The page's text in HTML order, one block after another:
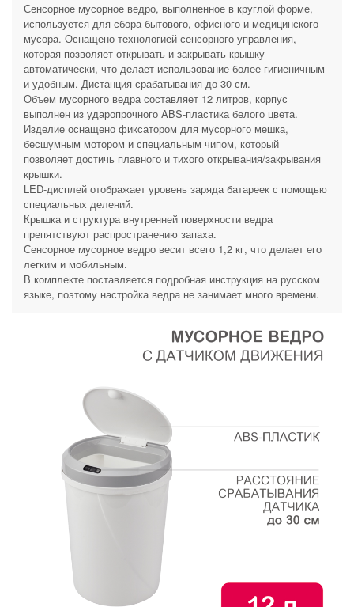
Сенсорное мусорное ведро, выполненное в круглой форме,
используется для сбора бытового, офисного и медицинского
мусора. Оснащено технологией сенсорного управления,
которая позволяет открывать и закрывать крышку
автоматически, что делает использование более гигиеничным
и удобным. Дистанция срабатывания до 30 см.
Объем мусорного ведра составляет 12 литров, корпус
выполнен из ударопрочного ABS-пластика белого цвета.
Изделие оснащено фиксатором для мусорного мешка,
бесшумным мотором и специальным чипом, который
позволяет достичь плавного и тихого открывания/закрывания
крышки.
LED-дисплей отображает уровень заряда батареек с помощью
специальных делений.
Крышка и структура внутренней поверхности ведра
препятствуют распространению запаха.
Сенсорное мусорное ведро весит всего 1,2 кг, что делает его
легким и мобильным.
В комплекте поставляется подробная инструкция на русском
языке, поэтому настройка ведра не занимает много времени.